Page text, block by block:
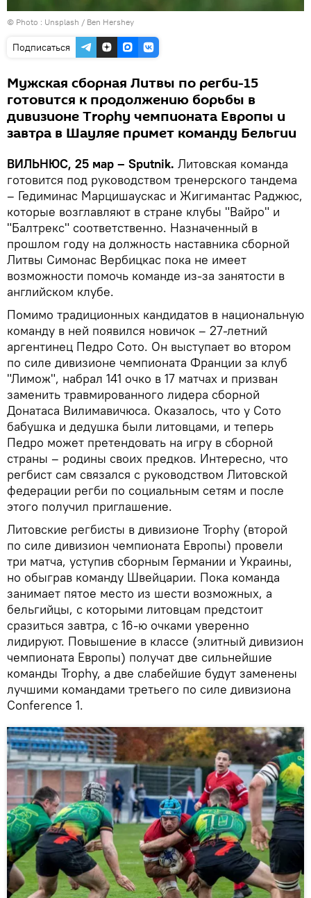
© Photo : Unsplash / Ben Hershey
Подписаться
Мужская сборная Литвы по регби-15
готовится к продолжению борьбы в
дивизионе Trophy чемпионата Европы и
завтра в Шауляе примет команду Бельгии
ВИЛЬНЮС, 25 мар – Sputnik. Литовская команда
готовится под руководством тренерского тандема
– Гедиминас Марцишаускас и Жигимантас Раджюс,
которые возглавляют в стране клубы "Вайро" и
"Балтрекс" соответственно. Назначенный в
прошлом году на должность наставника сборной
Литвы Симонас Вербицкас пока не имеет
возможности помочь команде из-за занятости в
английском клубе.
Помимо традиционных кандидатов в национальную
команду в ней появился новичок – 27-летний
аргентинец Педро Сото. Он выступает во втором
по силе дивизионе чемпионата Франции за клуб
"Лимож", набрал 141 очко в 17 матчах и призван
заменить травмированного лидера сборной
Донатаса Вилимавичюса. Оказалось, что у Сото
бабушка и дедушка были литовцами, и теперь
Педро может претендовать на игру в сборной
страны – родины своих предков. Интересно, что
регбист сам связался с руководством Литовской
федерации регби по социальным сетям и после
этого получил приглашение.
Литовские регбисты в дивизионе Trophy (второй
по силе дивизион чемпионата Европы) провели
три матча, уступив сборным Германии и Украины,
но обыграв команду Швейцарии. Пока команда
занимает пятое место из шести возможных, а
бельгийцы, с которыми литовцам предстоит
сразиться завтра, с 16-ю очками уверенно
лидируют. Повышение в классе (элитный дивизион
чемпионата Европы) получат две сильнейшие
команды Trophy, а две слабейшие будут заменены
лучшими командами третьего по силе дивизиона
Conference 1.